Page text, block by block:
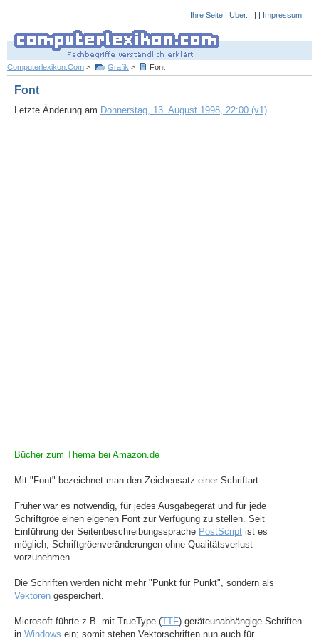
Ihre Seite | Über... | | Impressum
Computerlexikon.Com > Grafik > Font
Font
Letzte Änderung am Donnerstag, 13. August 1998, 22:00 (v1)
Bücher zum Themabei Amazon.de
Mit "Font" bezeichnet man den Zeichensatz einer Schriftart.
Früher war es notwendig, für jedes Ausgabegerät und für jede
Schriftgröe einen eigenen Font zur Verfügung zu stellen. Seit
Einführung der Seitenbeschreibungssprache PostScript ist es
möglich, Schriftgröenveränderungen ohne Qualitätsverlust
vorzunehmen.
Die Schriften werden nicht mehr "Punkt für Punkt", sondern als
Vektoren gespeichert.
Microsoft führte z.B. mit TrueType (TTF) geräteunabhängige Schriften
in Windows ein; somit stehen Vektorschriften nun auch für